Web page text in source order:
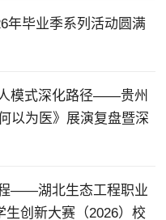
年毕业季系列活动圆满
模式深化路径——贵州
以为医》展演复盘暨深
——湖北生态工程职业
生创新大赛（2026）校